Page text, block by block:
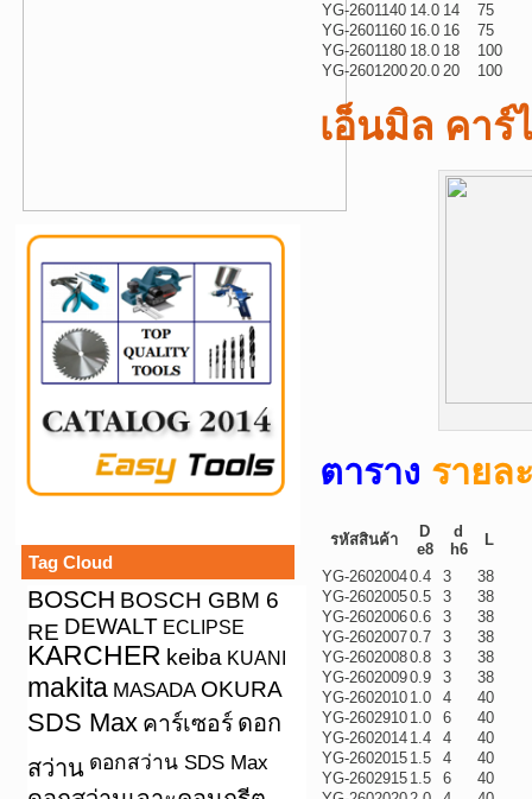
Tag Cloud
BOSCH BOSCH GBM 6
RE DEWALT ECLIPSE
KARCHER keiba KUANI
makita MASADA OKURA
SDS Max คาร์เซอร์ ดอก
สว่าน ดอกสว่าน SDS Max
YG-2601140 14.0 14
75
YG-2601160 16.0 16
75
YG-2601180 18.0 18
100
YG-260120020.0 20 100
เอ็นมิล คา
ตาราง รายล
รหัสสินค้า
D
e8
d
h6
L
YG-26020040.4 3
38
YG-26020050.5 3
38
YG-26020060.6 3
38
YG-26020070.7 3
38
YG-26020080.8 3
38
YG-26020090.9 3
38
YG-2602010 1.0 4
40
YG-2602910 1.0 6
40
YG-2602014 1.4 4
40
YG-2602015 1.5 4
40
YG-2602915 1.5 6
40